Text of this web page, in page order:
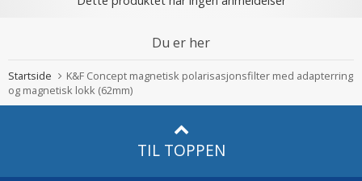
Du er her
Startside
K&F Concept magnetisk polarisasjonsfilter med adapterring
og magnetisk lokk (62mm)
TIL TOPPEN